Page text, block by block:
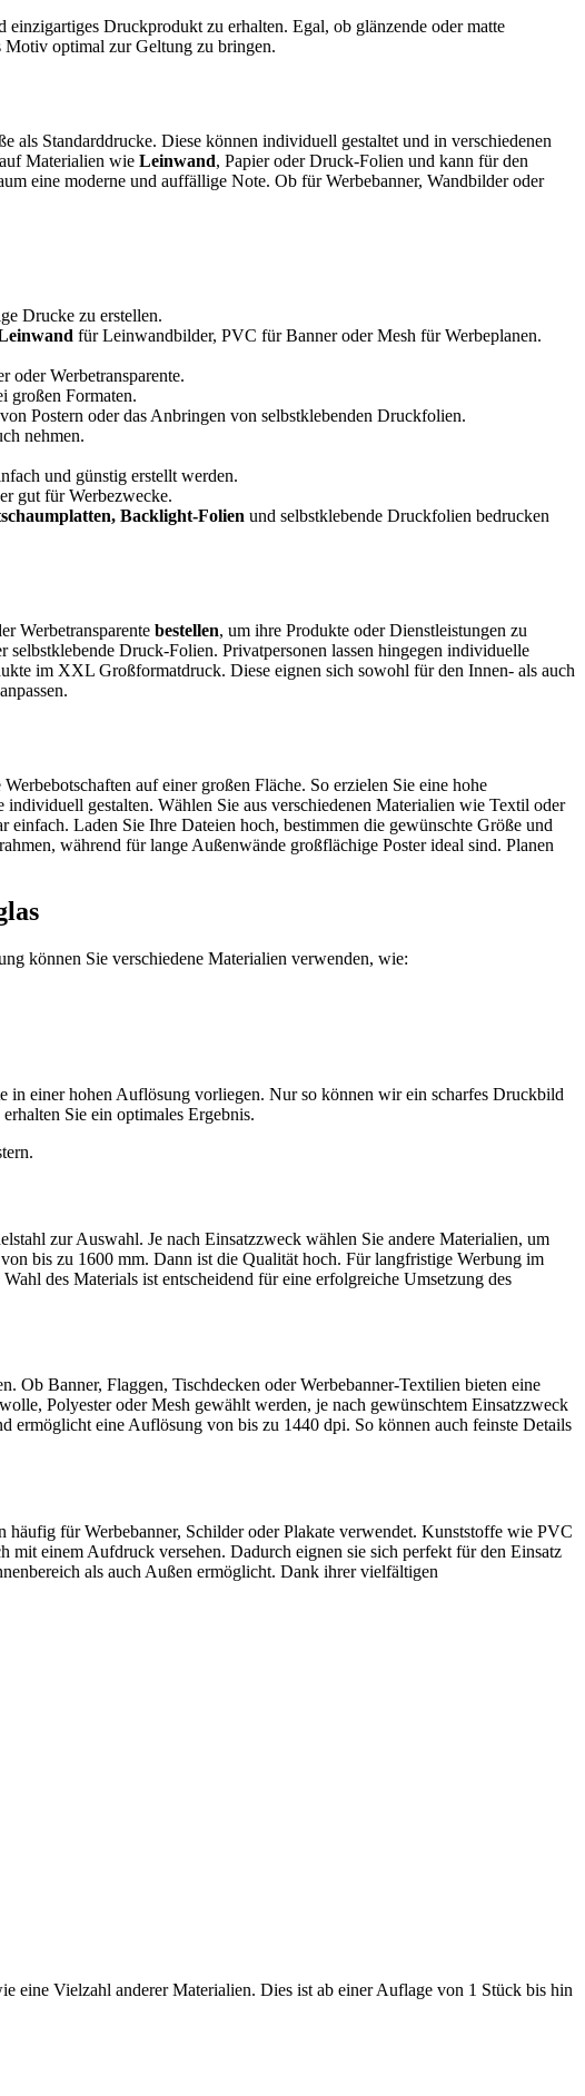
Druckprodukt zu erhalten. Egal, ob glänzende oder matte
Motiv optimal zur Geltung zu bringen.
als Standarddrucke. Diese können individuell gestaltet und in verschiedenen
Materialien wie Leinwand, Papier oder Druck-Folien und kann für den
eine moderne und auffällige Note. Ob für Werbebanner, Wandbilder oder
Drucke zu erstellen.
für Leinwandbilder, PVC für Banner oder Mesh für Werbeplanen.
Werbetransparente.
großen Formaten.
Postern oder das Anbringen von selbstklebenden Druckfolien.
nehmen.
und günstig erstellt werden.
gut für Werbezwecke.
Backlight-Folien und selbstklebende Druckfolien bedrucken
Werbetransparente bestellen, um ihre Produkte oder Dienstleistungen zu
Druck-Folien. Privatpersonen lassen hingegen individuelle
im XXL Großformatdruck. Diese eignen sich sowohl für den Innen- als auch
auf einer großen Fläche. So erzielen Sie eine hohe
gestalten. Wählen Sie aus verschiedenen Materialien wie Textil oder
Laden Sie Ihre Dateien hoch, bestimmen die gewünschte Größe und
während für lange Außenwände großflächige Poster ideal sind. Planen
können Sie verschiedene Materialien verwenden, wie:
einer hohen Auflösung vorliegen. Nur so können wir ein scharfes Druckbild
Sie ein optimales Ergebnis.
zur Auswahl. Je nach Einsatzzweck wählen Sie andere Materialien, um
bis zu 1600 mm. Dann ist die Qualität hoch. Für langfristige Werbung im
des Materials ist entscheidend für eine erfolgreiche Umsetzung des
Banner, Flaggen, Tischdecken oder Werbebanner-Textilien bieten eine
Polyester oder Mesh gewählt werden, je nach gewünschtem Einsatzzweck
eine Auflösung von bis zu 1440 dpi. So können auch feinste Details
für Werbebanner, Schilder oder Plakate verwendet. Kunststoffe wie PVC
mit einem Aufdruck versehen. Dadurch eignen sie sich perfekt für den Einsatz
als auch Außen ermöglicht. Dank ihrer vielfältigen
Vielzahl anderer Materialien. Dies ist ab einer Auflage von 1 Stück bis hin